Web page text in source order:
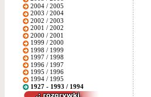
2004 / 2005
2003 / 2004
2002 / 2003
2001 / 2002
2000 / 2001
1999 / 2000
1998 / 1999
1997 / 1998
1996 / 1997
1995 / 1996
1994 / 1995
1927 - 1993 / 1994